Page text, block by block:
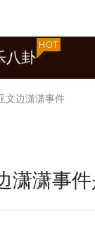
八卦
文边潇潇事件
潇潇事